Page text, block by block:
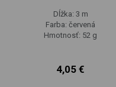
Dĺžka: 3 m
Farba: červená
Hmotnosť: 52 g
4,05 €